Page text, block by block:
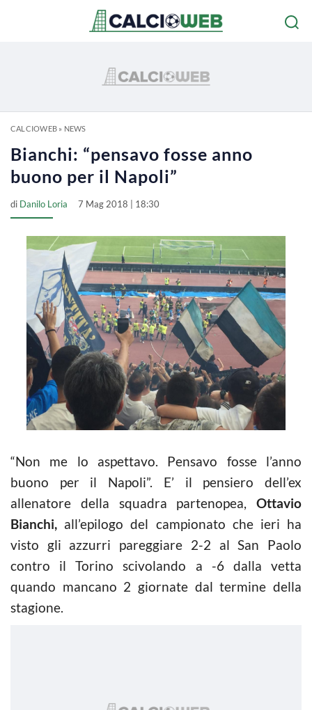
CALCIOWEB» NEWS
Bianchi: “pensavo fosse anno
buono per il Napoli”
di Danilo Loria 7 Mag 2018 | 18:30
“Non me lo aspettavo. Pensavo fosse l’anno
buono per il Napoli”. E’ il pensiero dell’ex
allenatore della squadra partenopea, Ottavio
Bianchi, all’epilogo del campionato che ieri ha
visto gli azzurri pareggiare 2-2 al San Paolo
contro il Torino scivolando a -6 dalla vetta
quando mancano 2 giornate dal termine della
stagione.